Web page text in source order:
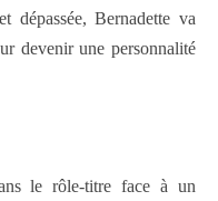
dépassée, Bernadette va
devenir une personnalité
le rôle-titre face à un